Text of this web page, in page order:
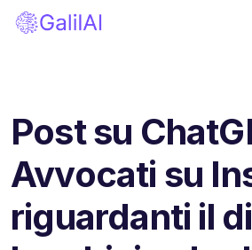
Post su
Avvocati su
riguardanti il